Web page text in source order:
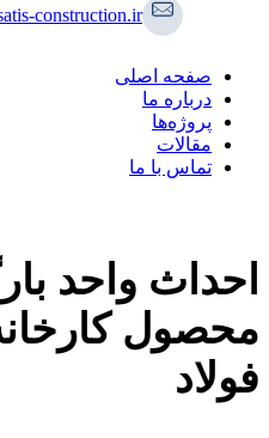
construction.ir
صفحه اصلی
درباره ما
پروژه‌ها
مقالات
تماس با ما
احداث واحد
محصول کارخانه
فولاد